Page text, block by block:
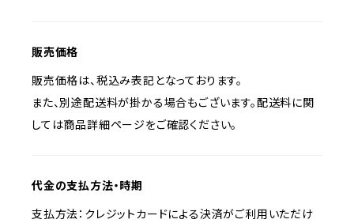
販売価格
販売価格は、税込み表記となっております。
また、別途配送料が掛かる場合もございます。配送料に関
しては商品詳細ページをご確認ください。
代金の支払方法・時期
支払方法：クレジットカードによる決済がご利用いただけ